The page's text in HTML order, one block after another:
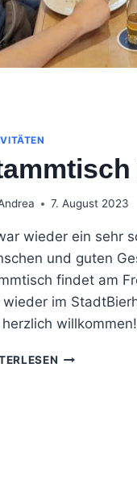
7. August 2023
wieder ein sehr
und guten
findet am
wieder im
herzlich willkommen!
STAMMTISCH